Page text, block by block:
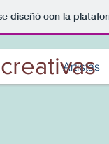
diseñó con la
Artistas